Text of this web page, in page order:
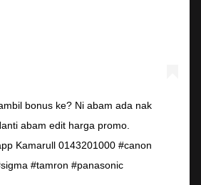
bonus ke? Ni abam ada nak
abam edit harga promo.
Kamarull 0143201000 #canon
#tamron #panasonic